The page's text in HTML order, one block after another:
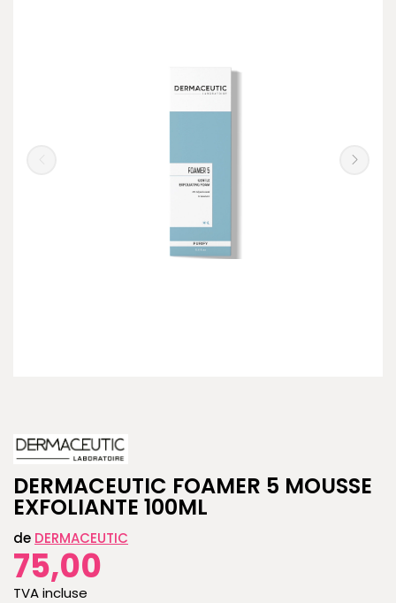
DERMACEUTIC FOAMER 5 MOUSSE
EXFOLIANTE 100ML
de DERMACEUTIC
75,00
TVA incluse